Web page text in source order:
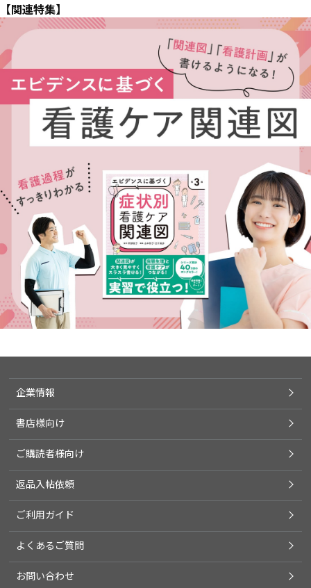
【関連特集】
企業情報
書店様向け
ご購読者様向け
返品入帖依頼
ご利用ガイド
よくあるご質問
お問い合わせ